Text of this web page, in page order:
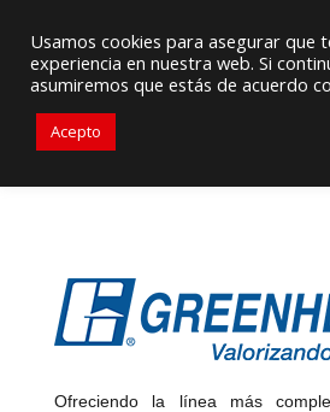
+56976 264279
Ofreciendo la línea más
Usamos cookies para asegurar que
experiencia en nuestra web. Si
asumiremos que estás de acuerdo
Acepto